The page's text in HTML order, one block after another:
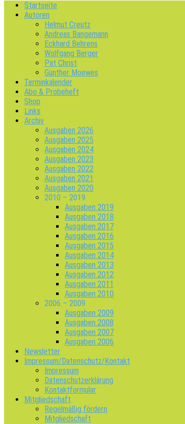
Startseite
Autoren
Helmut Creutz
Andreas Bangemann
Eckhard Behrens
Wolfgang Berger
Pat Christ
Günther Moewes
Terminkalender
Abo & Probeheft
Shop
Links
Archiv
Ausgaben 2026
Ausgaben 2025
Ausgaben 2024
Ausgaben 2023
Ausgaben 2022
Ausgaben 2021
Ausgaben 2020
2010 – 2019
Ausgaben 2019
Ausgaben 2018
Ausgaben 2017
Ausgaben 2016
Ausgaben 2015
Ausgaben 2014
Ausgaben 2013
Ausgaben 2012
Ausgaben 2011
Ausgaben 2010
2006 – 2009
Ausgaben 2009
Ausgaben 2008
Ausgaben 2007
Ausgaben 2006
Newsletter
Impressum/Datenschutz/Kontakt
Impressum
Datenschutzerklärung
Kontaktformular
Mitgliedschaft
Regelmäßig fördern
Mitgliedschaft